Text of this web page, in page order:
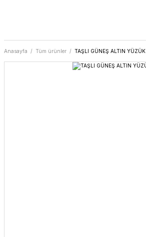
Anasayfa Tüm ürünler TAŞLI GÜNEŞ ALTIN YÜZÜK